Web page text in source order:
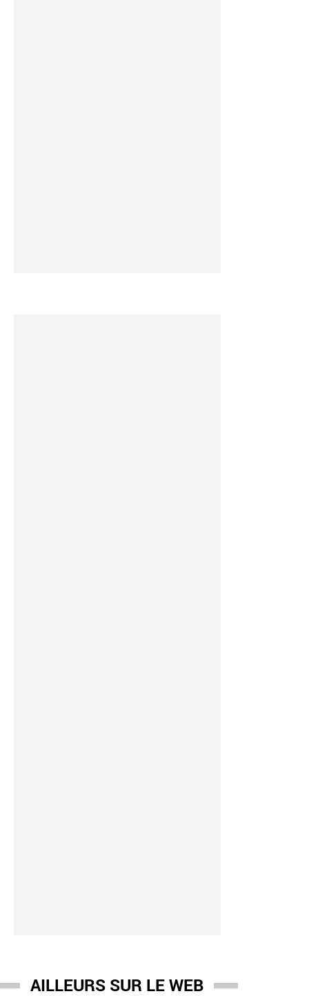
AILLEURS SUR LE WEB